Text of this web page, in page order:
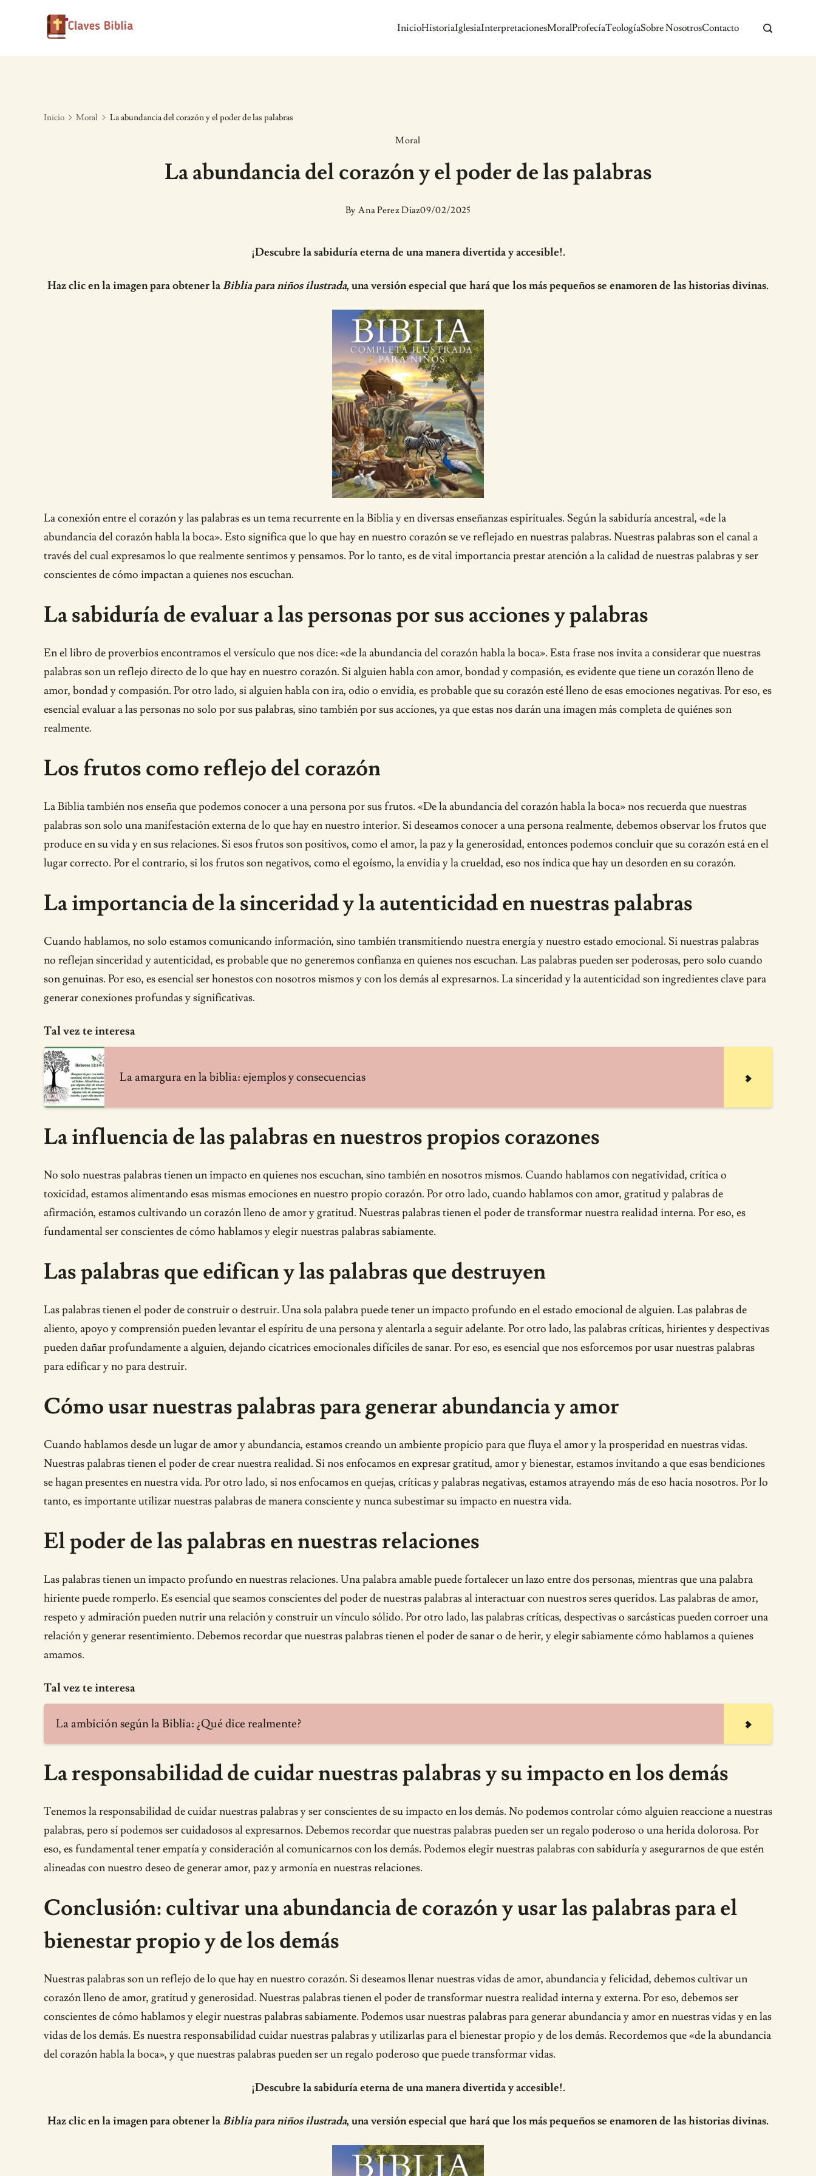
InicioHistoriaIglesiaInterpretacionesMoralProfecíaTeologíaSobre NosotrosContacto
Inicio Moral La abundancia del corazón y el poder de las palabras
Moral
La abundancia del corazón y el poder de las palabras
By Ana Perez Diaz09/02/2025
¡Descubre la sabiduría eterna de una manera divertida y accesible!.
Haz clic en la imagen para obtener laBiblia para niños ilustrada, una versión especial que hará que los más pequeños se enamoren de las historias divinas.
La conexión entre el corazón y las palabras es un tema recurrente en la Biblia y en diversas enseñanzas espirituales. Según la sabiduría ancestral, «de la
abundancia del corazón habla la boca». Esto significa que lo que hay en nuestro corazón se ve reflejado en nuestras palabras. Nuestras palabras son el canal a
través del cual expresamos lo que realmente sentimos y pensamos. Por lo tanto, es de vital importancia prestar atención a la calidad de nuestras palabras y ser
conscientes de cómo impactan a quienes nos escuchan.
La sabiduría de evaluar a las personas por sus acciones y palabras
En el libro de proverbios encontramos el versículo que nos dice: «de la abundancia del corazón habla la boca». Esta frase nos invita a considerar que nuestras
palabras son un reflejo directo de lo que hay en nuestro corazón. Si alguien habla con amor, bondad y compasión, es evidente que tiene un corazón lleno de
amor, bondad y compasión. Por otro lado, si alguien habla con ira, odio o envidia, es probable que su corazón esté lleno de esas emociones negativas. Por eso, es
esencial evaluar a las personas no solo por sus palabras, sino también por sus acciones, ya que estas nos darán una imagen más completa de quiénes son
realmente.
Los frutos como reflejo del corazón
La Biblia también nos enseña que podemos conocer a una persona por sus frutos. «De la abundancia del corazón habla la boca» nos recuerda que nuestras
palabras son solo una manifestación externa de lo que hay en nuestro interior. Si deseamos conocer a una persona realmente, debemos observar los frutos que
produce en su vida y en sus relaciones. Si esos frutos son positivos, como el amor, la paz y la generosidad, entonces podemos concluir que su corazón está en el
lugar correcto. Por el contrario, si los frutos son negativos, como el egoísmo, la envidia y la crueldad, eso nos indica que hay un desorden en su corazón.
La importancia de la sinceridad y la autenticidad en nuestras palabras
Cuando hablamos, no solo estamos comunicando información, sino también transmitiendo nuestra energía y nuestro estado emocional. Si nuestras palabras
no reflejan sinceridad y autenticidad, es probable que no generemos confianza en quienes nos escuchan. Las palabras pueden ser poderosas, pero solo cuando
son genuinas. Por eso, es esencial ser honestos con nosotros mismos y con los demás al expresarnos. La sinceridad y la autenticidad son ingredientes clave para
generar conexiones profundas y significativas.
Tal vez te interesa
La amargura en la biblia: ejemplos y consecuencias
La influencia de las palabras en nuestros propios corazones
No solo nuestras palabras tienen un impacto en quienes nos escuchan, sino también en nosotros mismos. Cuando hablamos con negatividad, crítica o
toxicidad, estamos alimentando esas mismas emociones en nuestro propio corazón. Por otro lado, cuando hablamos con amor, gratitud y palabras de
afirmación, estamos cultivando un corazón lleno de amor y gratitud. Nuestras palabras tienen el poder de transformar nuestra realidad interna. Por eso, es
fundamental ser conscientes de cómo hablamos y elegir nuestras palabras sabiamente.
Las palabras que edifican y las palabras que destruyen
Las palabras tienen el poder de construir o destruir. Una sola palabra puede tener un impacto profundo en el estado emocional de alguien. Las palabras de
aliento, apoyo y comprensión pueden levantar el espíritu de una persona y alentarla a seguir adelante. Por otro lado, las palabras críticas, hirientes y despectivas
pueden dañar profundamente a alguien, dejando cicatrices emocionales difíciles de sanar. Por eso, es esencial que nos esforcemos por usar nuestras palabras
para edificar y no para destruir.
Cómo usar nuestras palabras para generar abundancia y amor
Cuando hablamos desde un lugar de amor y abundancia, estamos creando un ambiente propicio para que fluya el amor y la prosperidad en nuestras vidas.
Nuestras palabras tienen el poder de crear nuestra realidad. Si nos enfocamos en expresar gratitud, amor y bienestar, estamos invitando a que esas bendiciones
se hagan presentes en nuestra vida. Por otro lado, si nos enfocamos en quejas, críticas y palabras negativas, estamos atrayendo más de eso hacia nosotros. Por lo
tanto, es importante utilizar nuestras palabras de manera consciente y nunca subestimar su impacto en nuestra vida.
El poder de las palabras en nuestras relaciones
Las palabras tienen un impacto profundo en nuestras relaciones. Una palabra amable puede fortalecer un lazo entre dos personas, mientras que una palabra
hiriente puede romperlo. Es esencial que seamos conscientes del poder de nuestras palabras al interactuar con nuestros seres queridos. Las palabras de amor,
respeto y admiración pueden nutrir una relación y construir un vínculo sólido. Por otro lado, las palabras críticas, despectivas o sarcásticas pueden corroer una
relación y generar resentimiento. Debemos recordar que nuestras palabras tienen el poder de sanar o de herir, y elegir sabiamente cómo hablamos a quienes
amamos.
Tal vez te interesa
La ambición según la Biblia: ¿Qué dice realmente?
La responsabilidad de cuidar nuestras palabras y su impacto en los demás
Tenemos la responsabilidad de cuidar nuestras palabras y ser conscientes de su impacto en los demás. No podemos controlar cómo alguien reaccione a nuestras
palabras, pero sí podemos ser cuidadosos al expresarnos. Debemos recordar que nuestras palabras pueden ser un regalo poderoso o una herida dolorosa. Por
eso, es fundamental tener empatía y consideración al comunicarnos con los demás. Podemos elegir nuestras palabras con sabiduría y asegurarnos de que estén
alineadas con nuestro deseo de generar amor, paz y armonía en nuestras relaciones.
Conclusión: cultivar una abundancia de corazón y usar las palabras para el
bienestar propio y de los demás
Nuestras palabras son un reflejo de lo que hay en nuestro corazón. Si deseamos llenar nuestras vidas de amor, abundancia y felicidad, debemos cultivar un
corazón lleno de amor, gratitud y generosidad. Nuestras palabras tienen el poder de transformar nuestra realidad interna y externa. Por eso, debemos ser
conscientes de cómo hablamos y elegir nuestras palabras sabiamente. Podemos usar nuestras palabras para generar abundancia y amor en nuestras vidas y en las
vidas de los demás. Es nuestra responsabilidad cuidar nuestras palabras y utilizarlas para el bienestar propio y de los demás. Recordemos que «de la abundancia
del corazón habla la boca», y que nuestras palabras pueden ser un regalo poderoso que puede transformar vidas.
¡Descubre la sabiduría eterna de una manera divertida y accesible!.
Haz clic en la imagen para obtener laBiblia para niños ilustrada, una versión especial que hará que los más pequeños se enamoren de las historias divinas.